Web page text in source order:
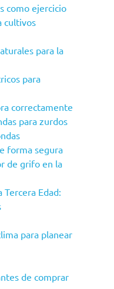
como ejercicio
cultivos
para la
para
correctamente
para zurdos
forma segura
de grifo en la
Tercera Edad:
para planear
de comprar